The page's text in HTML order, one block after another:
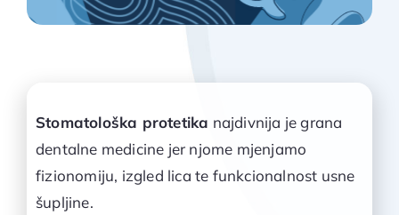
Stomatološka protetika najdivnija je grana
dentalne medicine jer njome mjenjamo
fizionomiju, izgled lica te funkcionalnost usne
šupljine.